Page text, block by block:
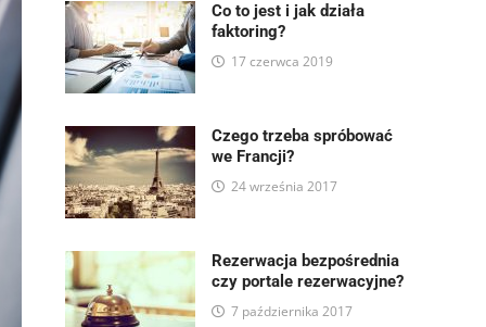
Co to jest i jak działa
faktoring?
17 czerwca 2019
Czego trzeba spróbować
we Francji?
24 września 2017
Rezerwacja bezpośrednia
czy portale rezerwacyjne?
7 października 2017